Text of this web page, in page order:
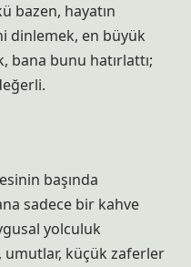
bazen, hayatın
dinlemek, en büyük
bana bunu hatırlattı;
başında
sadece bir kahve
yolculuk
umutlar, küçük zaferler